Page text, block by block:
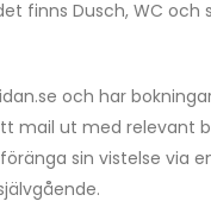
finns Dusch, WC och
och har
mail ut med relevant
sin vistelse via